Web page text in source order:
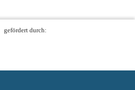
gefördert durch: